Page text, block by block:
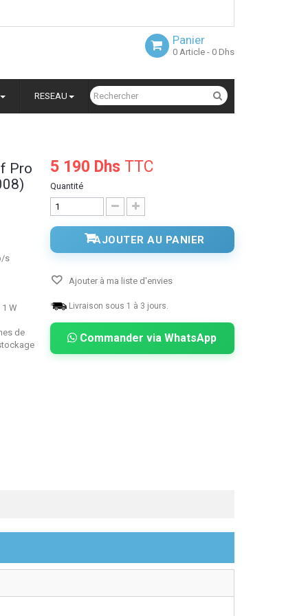
Panier
0 Article - 0 Dhs
RESEAU
Pro
s
W
de
5 190 Dhs TTC
Quantité
AJOUTER AU PANIER
Ajouter à ma liste d'envies
Livraison sous 1 à 3 jours.
Commander via WhatsApp